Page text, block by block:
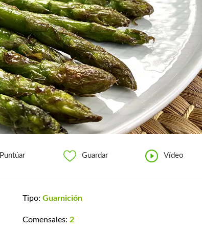
Puntúar Guardar Vídeo
Tipo: Guarnición
Comensales: 2